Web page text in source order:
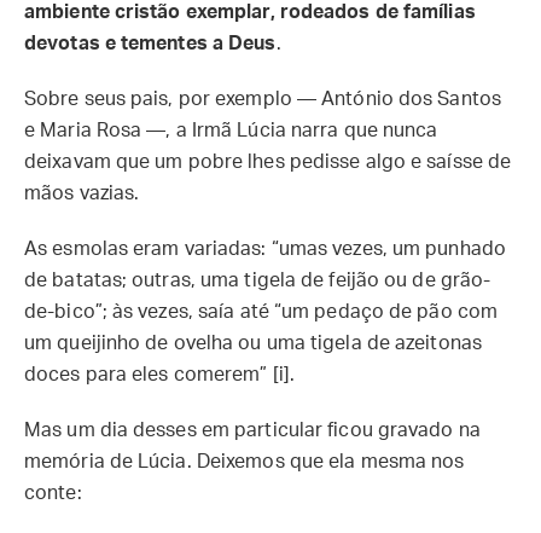
ambiente cristão exemplar, rodeados de famílias
devotas e tementes a Deus.
Sobre seus pais, por exemplo — António dos Santos
e Maria Rosa —, a Irmã Lúcia narra que nunca
deixavam que um pobre lhes pedisse algo e saísse de
mãos vazias.
As esmolas eram variadas: “umas vezes, um punhado
de batatas; outras, uma tigela de feijão ou de grão-
de-bico”; às vezes, saía até “um pedaço de pão com
um queijinho de ovelha ou uma tigela de azeitonas
doces para eles comerem” [i].
Mas um dia desses em particular ficou gravado na
memória de Lúcia. Deixemos que ela mesma nos
conte: